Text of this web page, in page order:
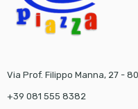
Via Prof. Filippo Manna, 27 -
+39 081 555 8382